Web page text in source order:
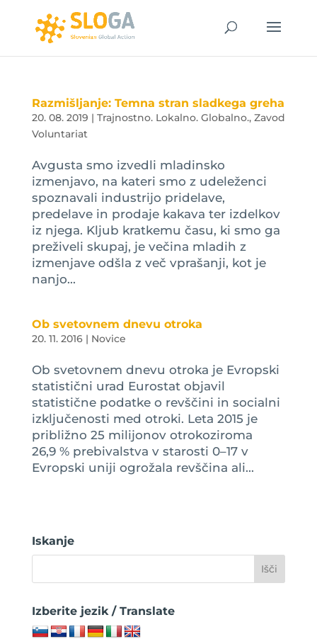
Razmišljanje: Temna stran sladkega greha
20. 08. 2019 | Trajnostno. Lokalno. Globalno., Zavod
Voluntariat
Avgusta smo izvedli mladinsko
izmenjavo, na kateri smo z udeleženci
spoznavali industrijo pridelave,
predelave in prodaje kakava ter izdelkov
iz njega. Kljub kratkemu času, ki smo ga
preživeli skupaj, je večina mladih z
izmenjave odšla z več vprašanji, kot je
nanjo...
Ob svetovnem dnevu otroka
20. 11. 2016| Novice
Ob svetovnem dnevu otroka je Evropski
statistični urad Eurostat objavil
statistične podatke o revščini in socialni
izključenosti med otroki. Leta 2015 je
približno 25 milijonov otrokoziroma
26,9 % prebivalstva v starosti 0–17 v
Evropski uniji ogrožala revščina ali...
Iskanje
Izberite jezik / Translate